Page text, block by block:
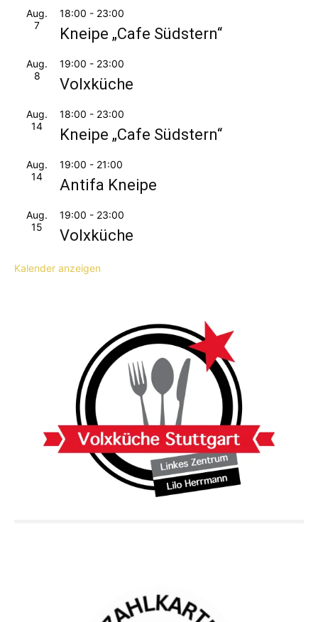
Aug.
7
18:00 - 23:00
Kneipe „Cafe Südstern“
Aug.
8
19:00 - 23:00
Volxküche
Aug.
14
18:00 - 23:00
Kneipe „Cafe Südstern“
Aug.
14
19:00 - 21:00
Antifa Kneipe
Aug.
15
19:00 - 23:00
Volxküche
Kalender anzeigen